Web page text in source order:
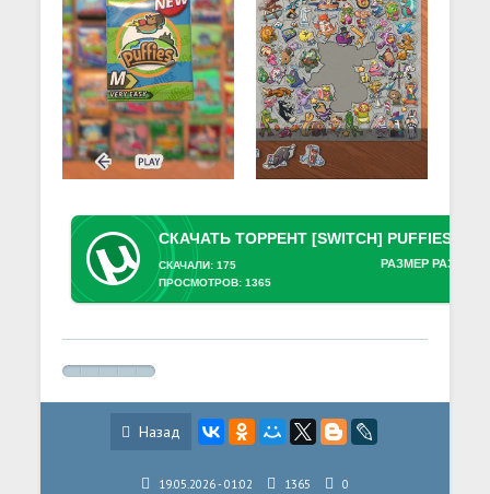
РАЗМЕР
СКАЧАЛИ: 175
ПРОСМОТРОВ: 1365
Назад
19.05.2026 - 01:02 1365 0